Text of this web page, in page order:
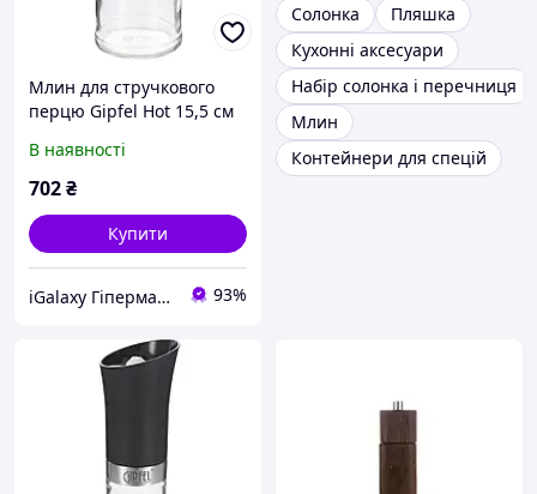
Млин для стручкового
перцю Gipfel Hot 15,5 см
В наявності
702₴
Купити
iGalaxy Гіпермаркет подарунків 93%
Солонка
Пляшка
Кухонні аксесуари
Набір солонка і перечниця
Млин
Контейнери для спецій